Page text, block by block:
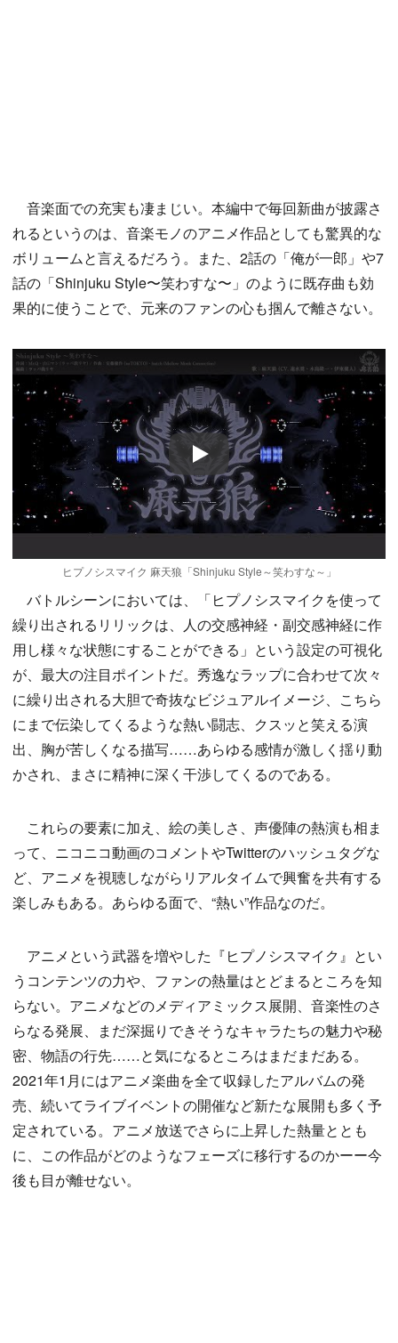
音楽面での充実も凄まじい。本編中で毎回新曲が披露さ
れるというのは、音楽モノのアニメ作品としても驚異的な
ボリュームと言えるだろう。また、2話の「俺が一郎」や7
話の「Shinjuku Style〜笑わすな〜」のように既存曲も効
果的に使うことで、元来のファンの心も掴んで離さない。
Play
ヒプノシスマイク 麻天狼「Shinjuku Style～笑わすな～」
バトルシーンにおいては、「ヒプノシスマイクを使って
繰り出されるリリックは、人の交感神経・副交感神経に作
用し様々な状態にすることができる」という設定の可視化
が、最大の注目ポイントだ。秀逸なラップに合わせて次々
に繰り出される大胆で奇抜なビジュアルイメージ、こちら
にまで伝染してくるような熱い闘志、クスッと笑える演
出、胸が苦しくなる描写……あらゆる感情が激しく揺り動
かされ、まさに精神に深く干渉してくるのである。
これらの要素に加え、絵の美しさ、声優陣の熱演も相ま
って、ニコニコ動画のコメントやTwitterのハッシュタグな
ど、アニメを視聴しながらリアルタイムで興奮を共有する
楽しみもある。あらゆる面で、“熱い”作品なのだ。
アニメという武器を増やした『ヒプノシスマイク』とい
うコンテンツの力や、ファンの熱量はとどまるところを知
らない。アニメなどのメディアミックス展開、音楽性のさ
らなる発展、まだ深掘りできそうなキャラたちの魅力や秘
密、物語の行先……と気になるところはまだまだある。
2021年1月にはアニメ楽曲を全て収録したアルバムの発
売、続いてライブイベントの開催など新たな展開も多く予
定されている。アニメ放送でさらに上昇した熱量ととも
に、この作品がどのようなフェーズに移行するのかーー今
後も目が離せない。